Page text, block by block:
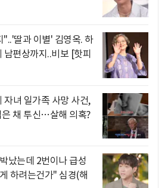
"..'딸과 이별' 김영옥. 하
남편상까지..비보 [핫피
자녀 일가족 사망 사건,
은 채 투신…살해 의혹?
났는데 2번이나 급성
하려는건가" 심경(해